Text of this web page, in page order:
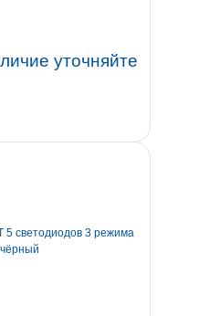
уточняйте